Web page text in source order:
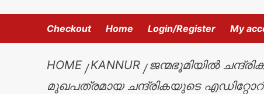
Checkout Home Login/Register My
HOME KANNUR
ജന്മഭൂമിയില്‍
മുഖപത്രമായ ചന്ദ്രികയുടെ